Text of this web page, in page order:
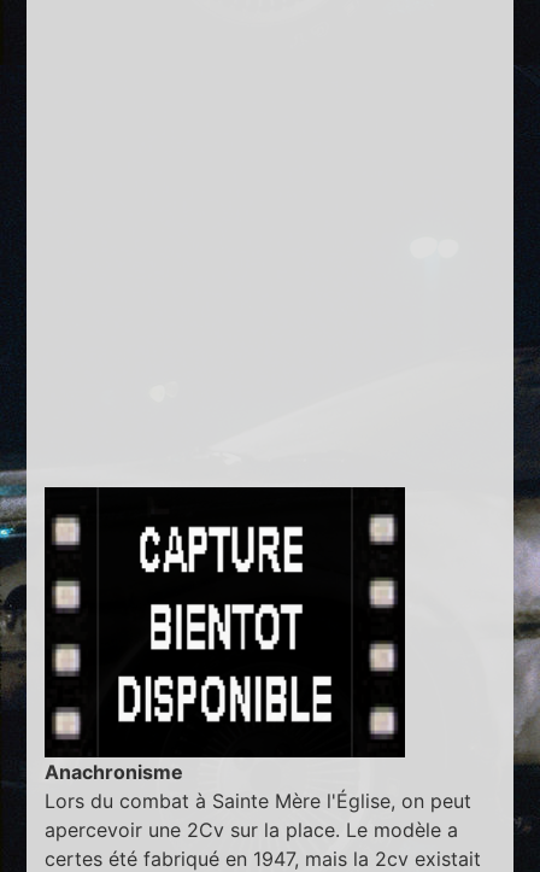
Anachronisme
Lors du combat à Sainte Mère l'Église, on peut
apercevoir une 2Cv sur la place. Le modèle a
certes été fabriqué en 1947, mais la 2cv existait